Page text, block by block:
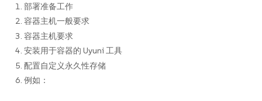
1. 部署准备工作
2. 容器主机一般要求
3. 容器主机要求
4. 安装用于容器的 Uyuni 工具
5. 配置自定义永久性存储
6. 例如：